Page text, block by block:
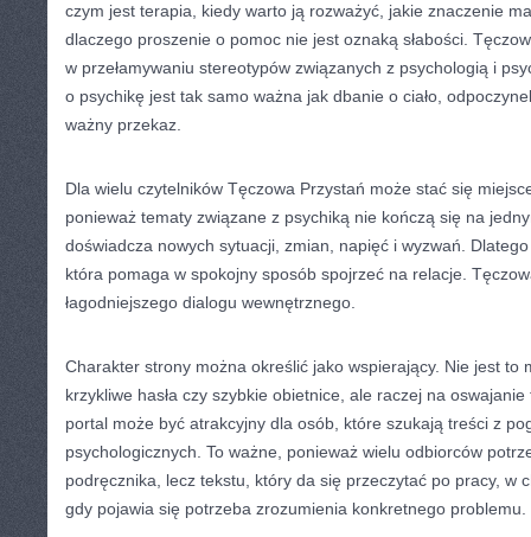
czym jest terapia, kiedy warto ją rozważyć, jakie znaczenie
dlaczego proszenie o pomoc nie jest oznaką słabości.
w przełamywaniu stereotypów związanych z psychologią i
o psychikę jest tak samo ważna jak dbanie o ciało,
ważny przekaz.
Dla wielu czytelników Tęczowa Przystań może stać się
ponieważ tematy związane z psychiką nie kończą się na
doświadcza nowych sytuacji, zmian, napięć i wyzwań.
która pomaga w spokojny sposób spojrzeć na relacje.
łagodniejszego dialogu wewnętrznego.
Charakter strony można określić jako wspierający. Nie jest to
krzykliwe hasła czy szybkie obietnice, ale raczej na
portal może być atrakcyjny dla osób, które szukają treści z
psychologicznych. To ważne, ponieważ wielu odbiorców
podręcznika, lecz tekstu, który da się przeczytać po pracy, w
gdy pojawia się potrzeba zrozumienia konkretnego problemu.